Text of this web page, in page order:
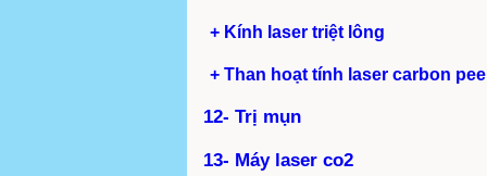
+ Kính laser triệt lông
+ Than hoạt tính laser carbon
12- Trị mụn
13- Máy laser co2